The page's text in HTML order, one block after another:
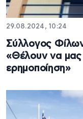
29.08.2024, 10:24
Σύλλογος
«Θέλουν να
ερημοποίηση»